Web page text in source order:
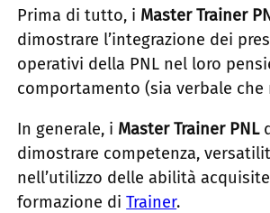
Prima di tutto, i Master Trainer
dimostrare l’integrazione dei
operativi della PNL nel loro
comportamento (sia verbale che
In generale, i Master Trainer PNL
dimostrare competenza,
nell’utilizzo delle abilità
formazione diTrainer.